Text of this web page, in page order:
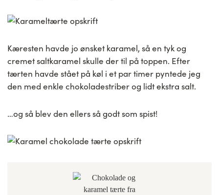
Kæresten havde jo ønsket karamel, så en tyk og
cremet saltkaramel skulle der til på toppen. Efter
tærten havde stået på køl i et par timer pyntede jeg
den med enkle chokoladestriber og lidt ekstra salt.
…og så blev den ellers så godt som spist!